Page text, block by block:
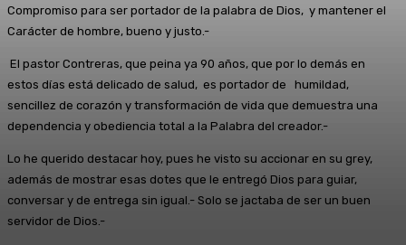
Compromiso para ser portador de la palabra de Dios, y mantener el
Carácter de hombre, bueno y justo.-
El pastor Contreras, que peina ya 90 años, que por lo demás en
estos días está delicado de salud, es portador de humildad,
sencillez de corazón y transformación de vida que demuestra una
dependencia y obediencia total a la Palabra del creador.-
Lo he querido destacar hoy, pues he visto su accionar en su grey,
además de mostrar esas dotes que le entregó Dios para guiar,
conversar y de entrega sin igual.- Solo se jactaba de ser un buen
servidor de Dios.-